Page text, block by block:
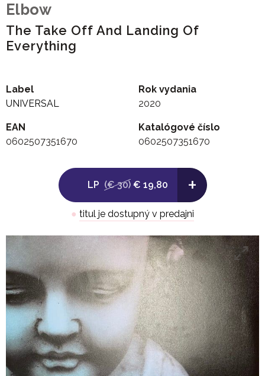
Elbow
The Take Off And Landing Of
Everything
Label
UNIVERSAL
Rok vydania
2020
EAN
0602507351670
Katalógové číslo
0602507351670
LP (€ 30) € 19,80 +
● titul je dostupný v predajni